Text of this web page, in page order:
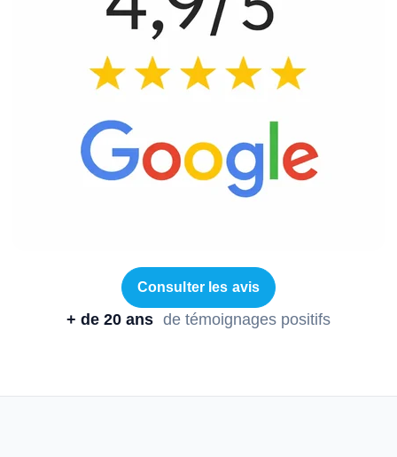
Consulter les avis
+ de 20 ans de témoignages positifs